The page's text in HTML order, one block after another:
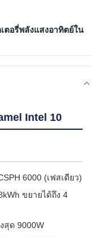
ตอรี่พลังแสงอาทิตย์ใน
Intel 10
6000 (เฟสเดียว)
ขยายได้ถึง 4
สุด 9000W